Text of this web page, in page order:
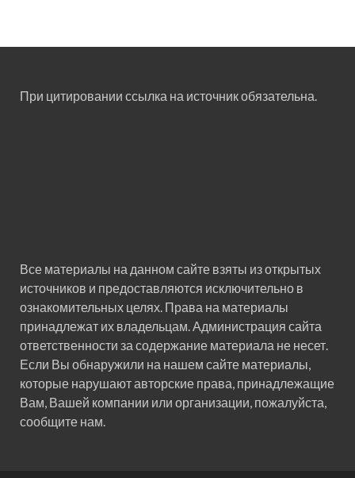
При цитировании ссылка на источник обязательна.
Все материалы на данном сайте взяты из открытых
источников и предоставляются исключительно в
ознакомительных целях. Права на материалы
принадлежат их владельцам. Администрация сайта
ответственности за содержание материала не несет.
Если Вы обнаружили на нашем сайте материалы,
которые нарушают авторские права, принадлежащие
Вам, Вашей компании или организации, пожалуйста,
сообщите нам.